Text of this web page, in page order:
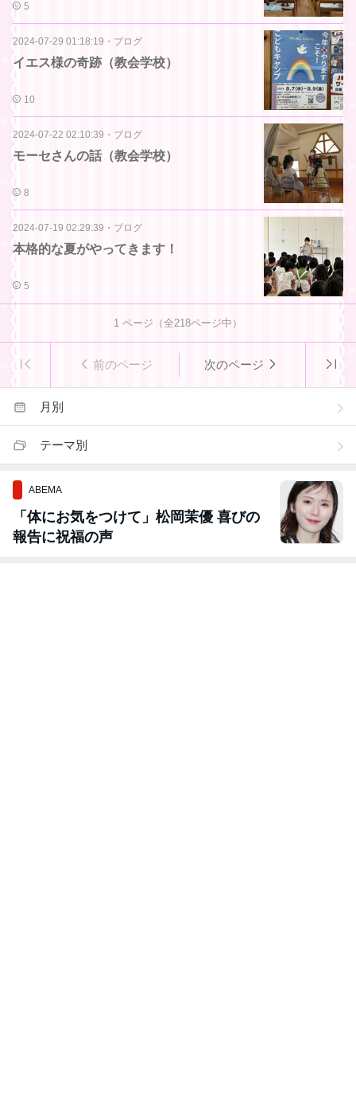
5
2024-07-29 01:18:19 ・ ブログ
イエス様の奇跡（教会学校）
10
2024-07-22 02:10:39 ・ ブログ
モーセさんの話（教会学校）
8
2024-07-19 02:29:39 ・ ブログ
本格的な夏がやってきます！
5
1 ページ（全218ページ中）
前のページ 次のページ
月別
テーマ別
ABEMA
「体にお気をつけて」松岡茉優 喜びの
報告に祝福の声